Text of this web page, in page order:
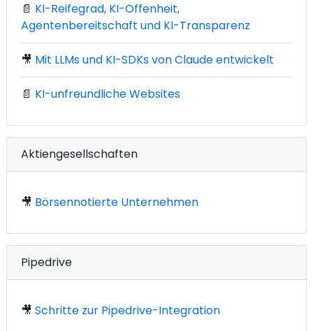
📄 KI-Reifegrad, KI-Offenheit,
Agentenbereitschaft und KI-Transparenz
🎥 Mit LLMs und KI-SDKs von Claude entwickelt
📄 KI-unfreundliche Websites
Aktiengesellschaften
🎥 Börsennotierte Unternehmen
Pipedrive
🎥 Schritte zur Pipedrive-Integration